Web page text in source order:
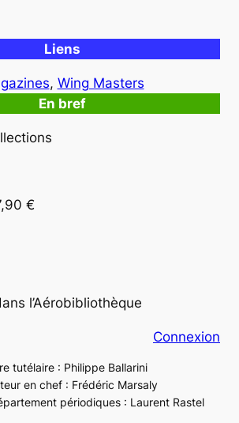
Liens
, Wing Masters
En bref
€
l’Aérobibliothèque
Connexion
tutélaire : Philippe Ballarini
en chef : Frédéric Marsaly
périodiques : Laurent Rastel